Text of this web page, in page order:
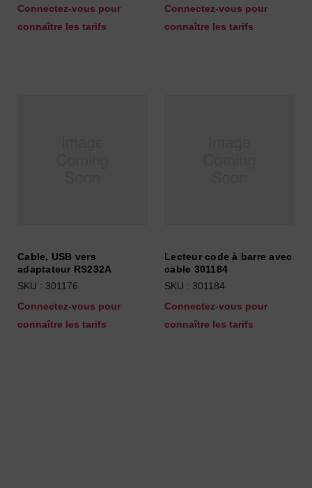
Connectez-vous pour
connaître les tarifs
Connectez-vous pour
connaître les tarifs
Cable, USB vers
adaptateur RS232A
SKU : 301176
Connectez-vous pour
connaître les tarifs
Lecteur code à barre avec
cable 301184
SKU : 301184
Connectez-vous pour
connaître les tarifs